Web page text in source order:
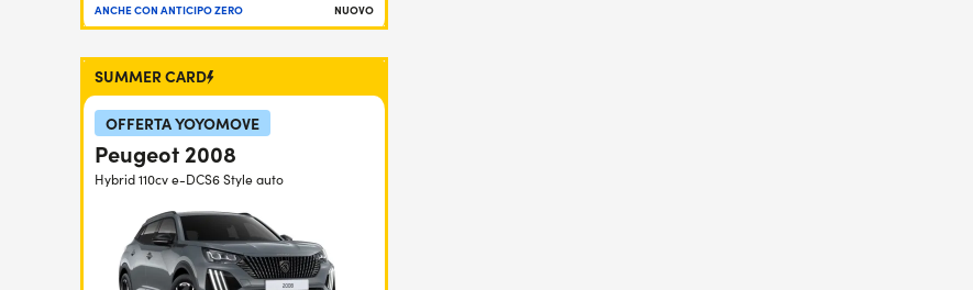
ANCHE CON ANTICIPO ZERO NUOVO
SUMMER CARD
OFFERTA YOYOMOVE
Peugeot 2008
Hybrid 110cv e-DCS6 Style auto